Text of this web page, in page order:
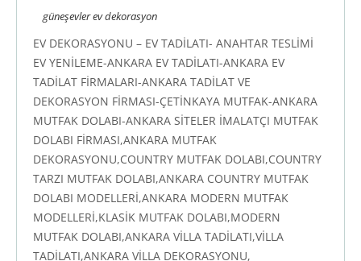
güneşevler ev dekorasyon
EV DEKORASYONU – EV TADİLATI- ANAHTAR TESLİMİ
EV YENİLEME-ANKARA EV TADİLATI-ANKARA EV
TADİLAT FİRMALARI-ANKARA TADİLAT VE
DEKORASYON FİRMASI-ÇETİNKAYA MUTFAK-ANKARA
MUTFAK DOLABI-ANKARA SİTELER İMALATÇI MUTFAK
DOLABI FİRMASI,ANKARA MUTFAK
DEKORASYONU,COUNTRY MUTFAK DOLABI,COUNTRY
TARZI MUTFAK DOLABI,ANKARA COUNTRY MUTFAK
DOLABI MODELLERİ,ANKARA MODERN MUTFAK
MODELLERİ,KLASİK MUTFAK DOLABI,MODERN
MUTFAK DOLABI,ANKARA VİLLA TADİLATI,VİLLA
TADİLATI,ANKARA VİLLA DEKORASYONU,